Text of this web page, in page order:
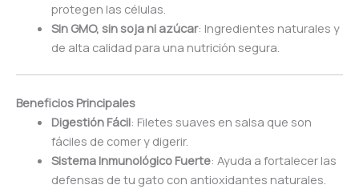
protegen las células.
Sin GMO, sin soja ni azúcar: Ingredientes naturales y
de alta calidad para una nutrición segura.
Beneficios Principales
Digestión Fácil: Filetes suaves en salsa que son
fáciles de comer y digerir.
Sistema Inmunológico Fuerte: Ayuda a fortalecer las
defensas de tu gato con antioxidantes naturales.